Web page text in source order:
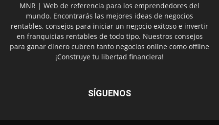
MNR | Web de referencia para los emprendedores del
mundo. Encontrarás las mejores ideas de negocios
rentables, consejos para iniciar un negocio exitoso e invertir
en franquicias rentables de todo tipo. Nuestros consejos
para ganar dinero cubren tanto negocios online como offline
¡Construye tu libertad financiera!
SÍGUENOS